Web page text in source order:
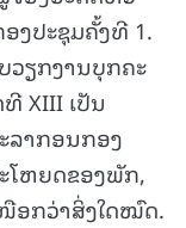
ງປະຊຸມຄັ້ງທີ 1.
ຽກງານບຸກຄະ
XIII ເປັນ
ລາກອນກອງ
ໂຫຍດຂອງພັກ,
ອກວ່າສິ່ງໃດໝົດ.